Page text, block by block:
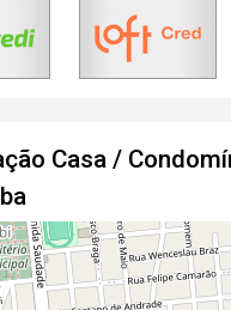
Casa /